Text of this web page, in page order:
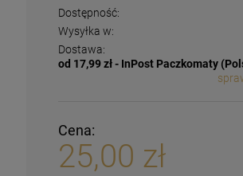
Dostępność:
Wysyłka w:
Dostawa:
od 17,99 zł - InPost Paczkomaty
Cena:
25,00 zł